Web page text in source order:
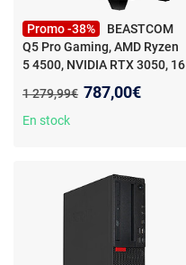
Promo -38%
BEASTCOM
Q5 Pro Gaming, AMD Ryzen
5 4500, NVIDIA RTX 3050, 16
AMD Ryzen 5 4500 - NVIDIA
RTX 3050 8Go - 32Go RAM -
Ancien prix :
1 279,99€ Nouveau prix :
787,00€
En stock